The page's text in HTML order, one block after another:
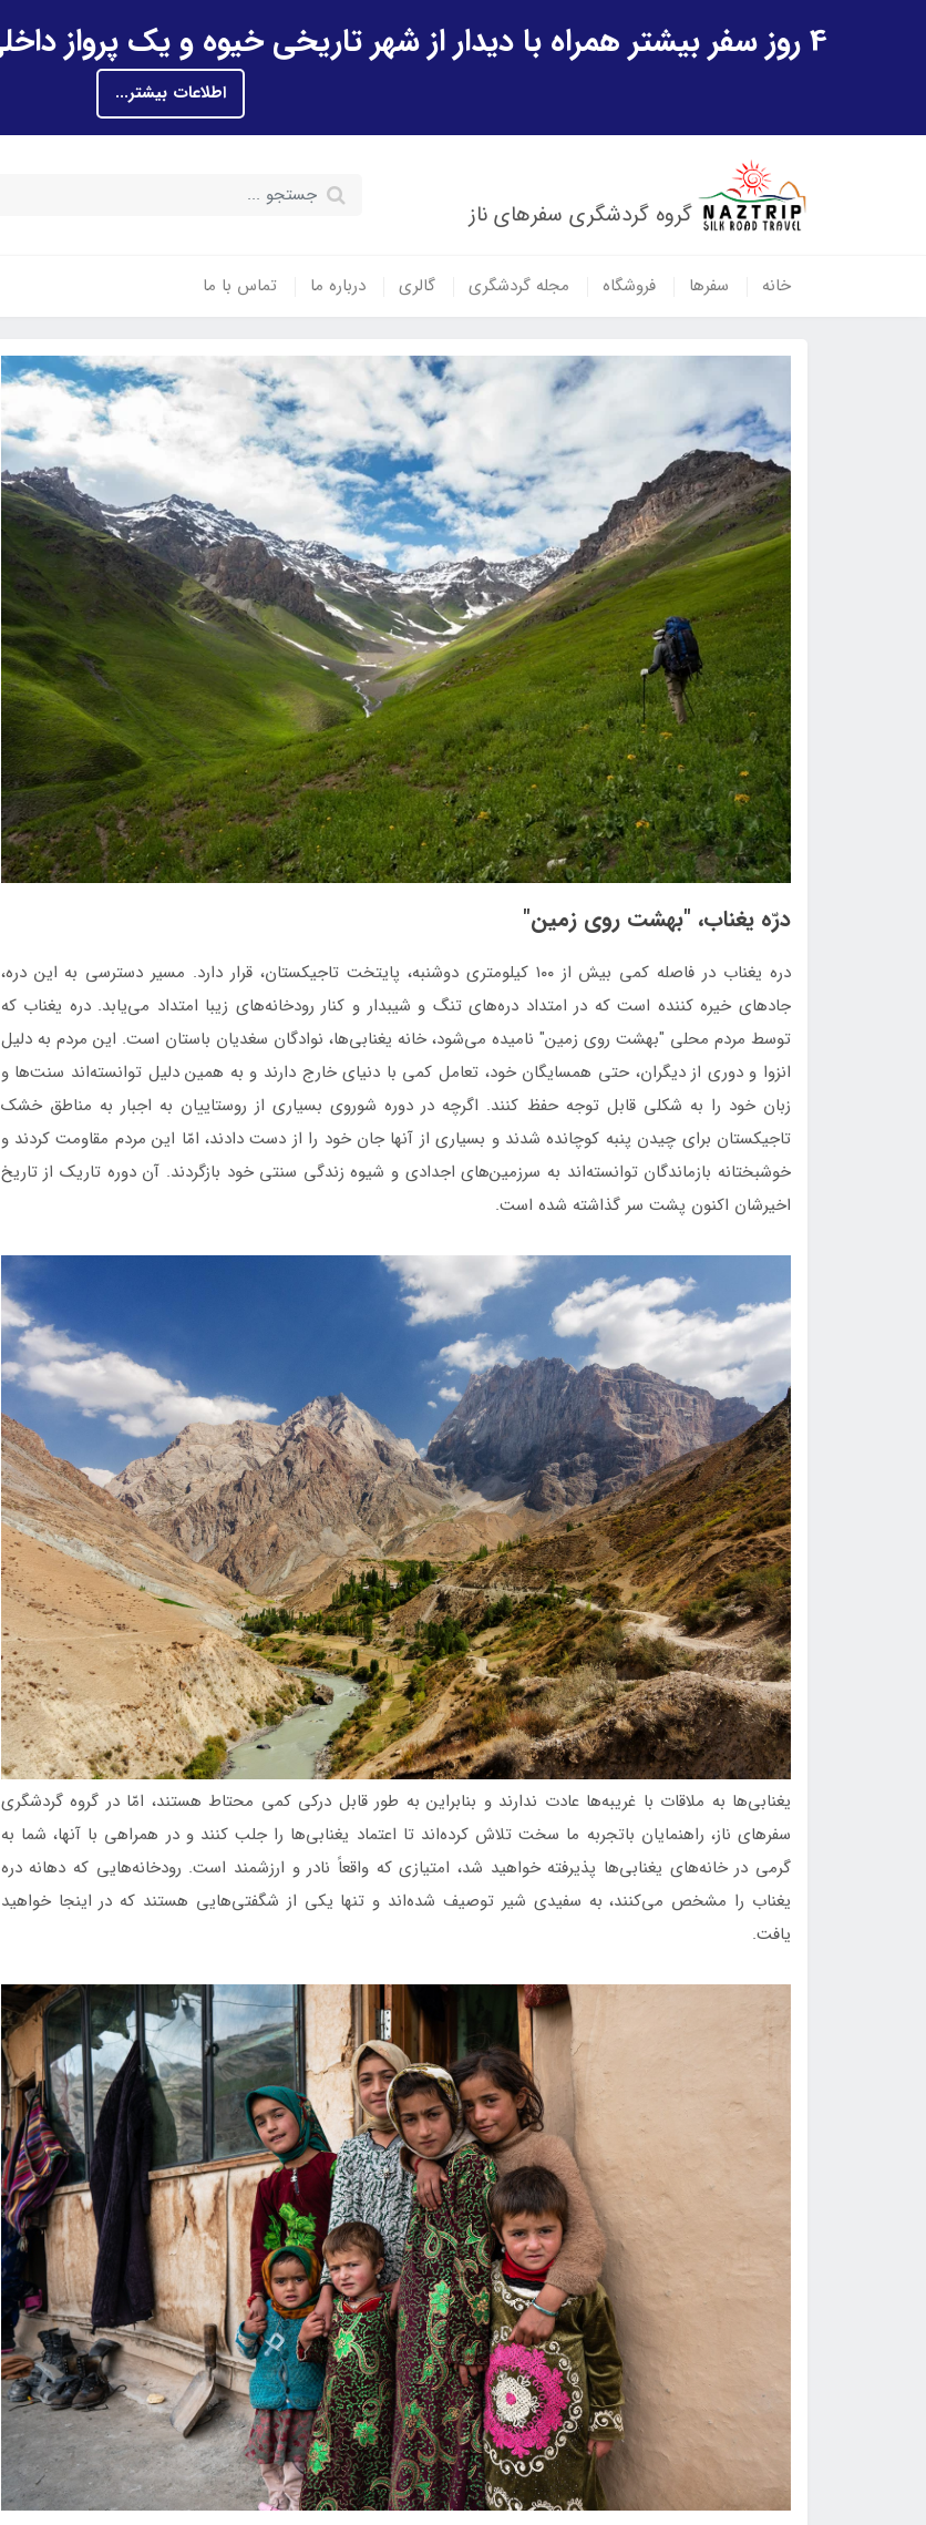
4 روز سفر بیشتر همراه با دیدار از شهر تاریخی خیوه و یک پرواز داخلی ازبکستان هدیه ویژه سفر شهریورماه
اطلاعات بیشتر...
گروه گردشگری سفرهای ناز
خانه سفرها فروشگاه مجله گردشگری گالری درباره ما تماس با ما
درّه یغناب، "بهشت روی زمین"
دره یغناب در فاصله کمی بیش از ۱۰۰ کیلومتری دوشنبه، پایتخت تاجیکستان، قرار دارد. مسیر دسترسی به این دره،
جادهای خیره کننده است که در امتداد دره‌های تنگ و شیبدار و کنار رودخانه‌های زیبا امتداد می‌یابد. دره یغناب که
توسط مردم محلی "بهشت روی زمین" نامیده می‌شود، خانه یغنابی‌ها، نوادگان سغدیان باستان است. این مردم به دلیل
انزوا و دوری از دیگران، حتی همسایگان خود، تعامل کمی با دنیای خارج دارند و به همین دلیل توانسته‌اند سنت‌ها و
زبان خود را به شکلی قابل توجه حفظ کنند. اگرچه در دوره شوروی بسیاری از روستاییان به اجبار به مناطق خشک
تاجیکستان برای چیدن پنبه کوچانده شدند و بسیاری از آنها جان خود را از دست دادند، امّا این مردم مقاومت کردند و
خوشبختانه بازماندگان توانسته‌اند به سرزمین‌های اجدادی و شیوه زندگی سنتی خود بازگردند. آن دوره تاریک از تاریخ
اخیرشان اکنون پشت سر گذاشته شده است.
یغنابی‌ها به ملاقات با غریبه‌ها عادت ندارند و بنابراین به طور قابل درکی کمی محتاط هستند، امّا در گروه گردشگری
سفرهای ناز، راهنمایان باتجربه ما سخت تلاش کرده‌اند تا اعتماد یغنابی‌ها را جلب کنند و در همراهی با آنها، شما به
گرمی در خانه‌های یغنابی‌ها پذیرفته خواهید شد، امتیازی که واقعاً نادر و ارزشمند است. رودخانه‌هایی که دهانه دره
یغناب را مشخص می‌کنند، به سفیدی شیر توصیف شده‌اند و تنها یکی از شگفتی‌هایی هستند که در اینجا خواهید
یافت.